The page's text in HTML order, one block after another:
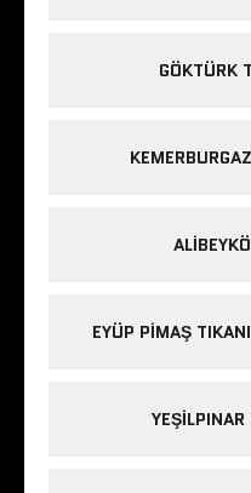
GÖKTÜRK
EYÜP PIMAŞ